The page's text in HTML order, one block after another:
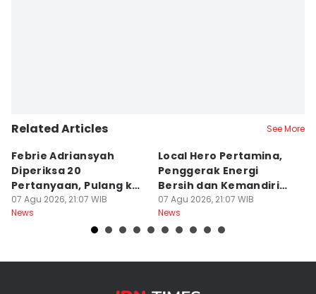
Related Articles See More
Febrie Adriansyah
Diperiksa 20
Pertanyaan, Pulang ke
KPK Pakai Rompi
07 Agu 2026, 21:07 WIB
News
Local Hero Pertamina,
Penggerak Energi
Bersih dan Kemandirian
Desa
07 Agu 2026, 21:07 WIB
News